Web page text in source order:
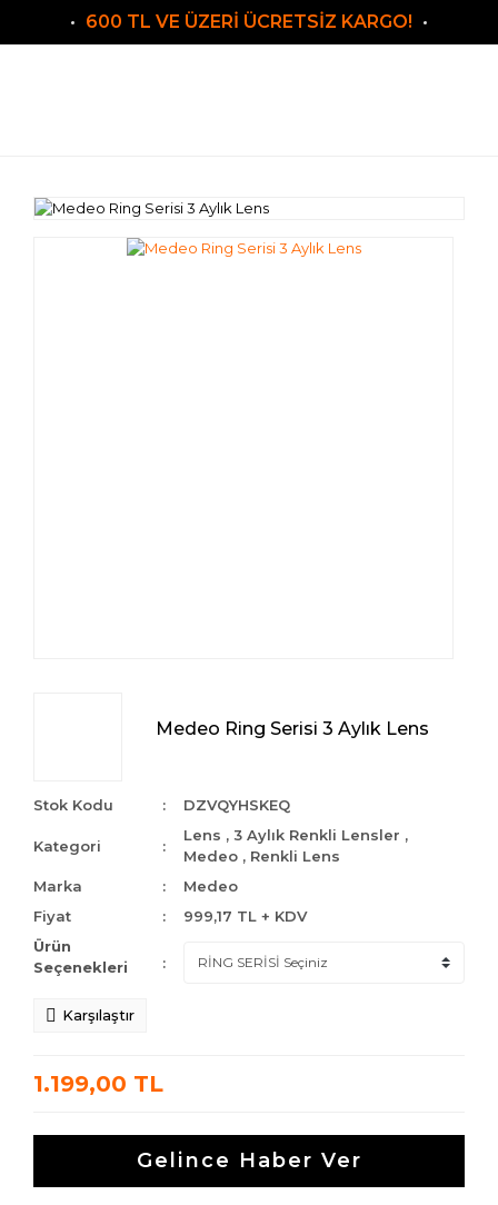
600 TL VE ÜZERİ ÜCRETSİZ KARGO!
Medeo Ring Serisi 3 Aylık Lens
Stok Kodu DZVQYHSKEQ
Kategori
Lens ,3 Aylık Renkli Lensler ,
Medeo , Renkli Lens
Marka
Medeo
Fiyat
999,17 TL + KDV
Ürün
Seçenekleri
Karşılaştır
1.199,00 TL
Gelince Haber Ver